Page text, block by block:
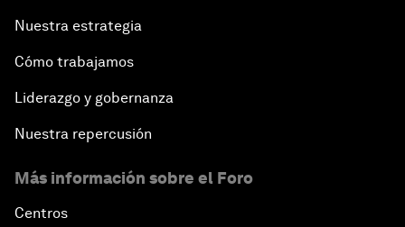
Nuestra estrategia
Cómo trabajamos
Liderazgo y gobernanza
Nuestra repercusión
Más información sobre el Foro
Centros